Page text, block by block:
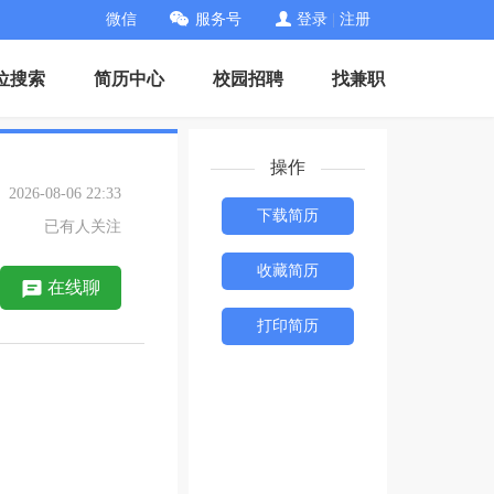
微信 服务号 登录 注册
搜索 简历中心 校园招聘 找兼职
2026-08-06 22:33
已有人关注
在线聊
操作
下载简历
收藏简历
打印简历